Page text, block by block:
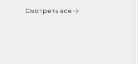
Смотреть все